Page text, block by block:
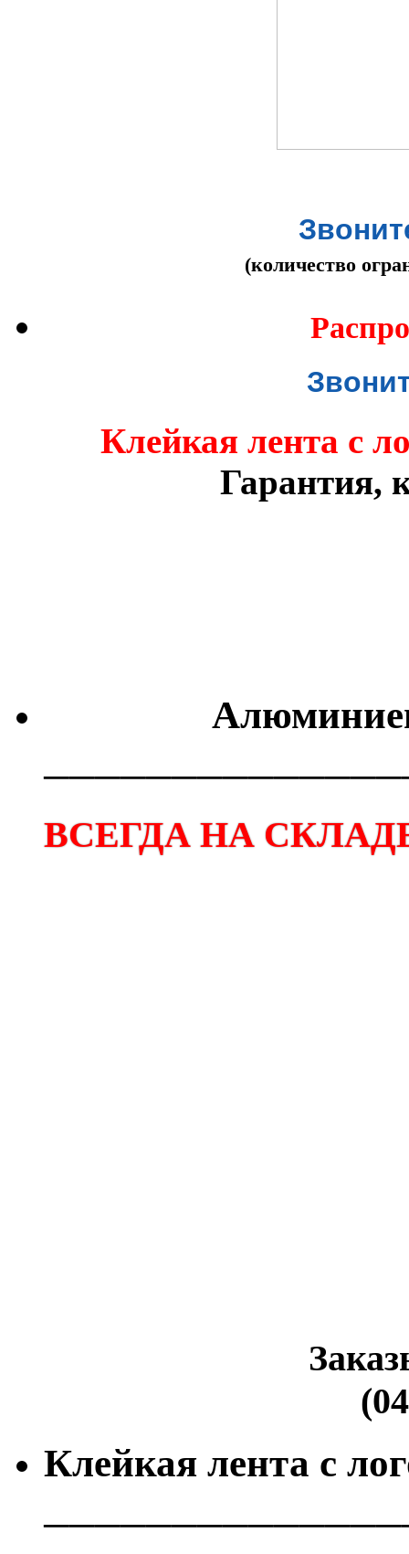
(количество
Клейкая лента с
Гарантия,
ВСЕГДА НА
Клейкая лента с